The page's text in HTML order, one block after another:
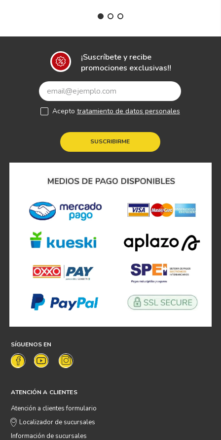
¡Suscríbete y recibe
promociones exclusivas!!
SUSCRIBIRME
Acepto tratamiento de datos personales
SÍGUENOS EN
ATENCIÓN A CLIENTES
Atención a clientes formulario
Localizador de sucursales
Información de sucursales